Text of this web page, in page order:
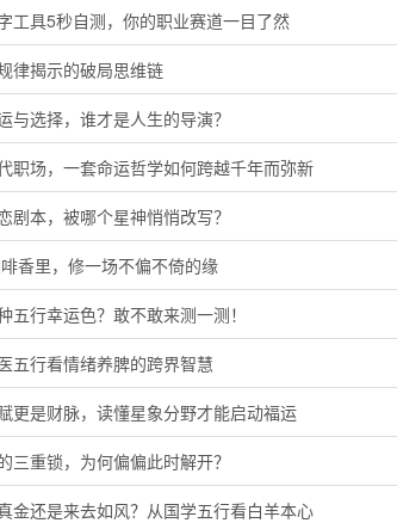
工具5秒自测，你的职业赛道一目了然
律揭示的破局思维链
与选择，谁才是人生的导演？
职场，一套命运哲学如何跨越千年而弥新
剧本，被哪个星神悄悄改写？
香里，修一场不偏不倚的缘
五行幸运色？敢不敢来测一测！
五行看情绪养脾的跨界智慧
更是财脉，读懂星象分野才能启动福运
三重锁，为何偏偏此时解开？
金还是来去如风？从国学五行看白羊本心